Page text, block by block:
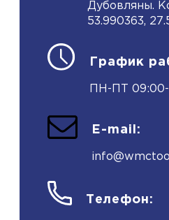
Дубовляны.
53.990363,
График
ПН-ПТ 09:00-
E-mail:
Телефон: